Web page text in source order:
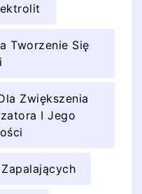
Tworzenie Się
Zwiększenia
I Jego